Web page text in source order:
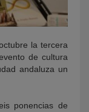
la tercera
de cultura
andaluza un
ponencias de